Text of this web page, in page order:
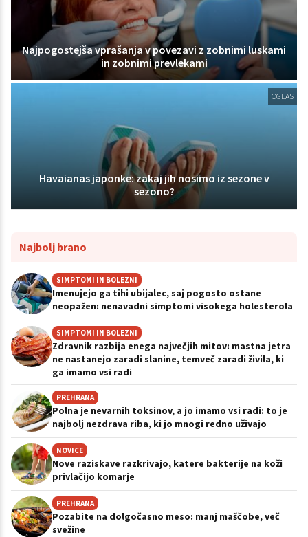
Najpogostejša vprašanja v povezavi z zobnimi luskami
in zobnimi prevlekami
OGLAS
Havaianas japonke: zakaj jih nosimo iz sezone v
sezono?
Najbolj brano
SIMPTOMI IN BOLEZNI
Imenujejo ga tihi ubijalec, saj pogosto ostane
neopažen: nenavadni simptomi visokega holesterola
SIMPTOMI IN BOLEZNI
Zdravnik razbija enega največjih mitov: mastna jetra
ne nastanejo zaradi slanine, temveč zaradi živila, ki
ga imamo vsi radi
PREHRANA
Polna je nevarnih toksinov, a jo imamo vsi radi: to je
najbolj nezdrava riba, ki jo mnogi redno uživajo
NOVICE
Nove raziskave razkrivajo, katere bakterije na koži
privlačijo komarje
PREHRANA
Pozabite na dolgočasno meso: manj maščobe, več
svežine